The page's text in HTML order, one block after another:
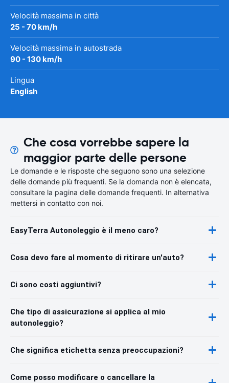
Velocità massima in città
25 - 70 km/h
Velocità massima in autostrada
90 - 130 km/h
Lingua
English
Che cosa vorrebbe sapere la
maggior parte delle persone
Le domande e le risposte che seguono sono una selezione
delle domande più frequenti. Se la domanda non è elencata,
consultare la pagina delle domande frequenti. In alternativa
mettersi in contatto con noi.
EasyTerra Autonoleggio è il meno caro?
Cosa devo fare al momento di ritirare un'auto?
Ci sono costi aggiuntivi?
Che tipo di assicurazione si applica al mio
autonoleggio?
Che significa etichetta senza preoccupazioni?
Come posso modificare o cancellare la